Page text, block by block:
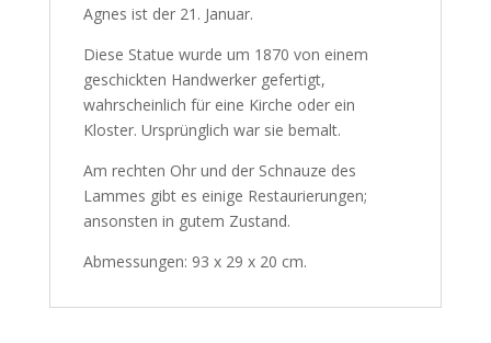
Agnes ist der 21. Januar.
Diese Statue wurde um 1870 von einem
geschickten Handwerker gefertigt,
wahrscheinlich für eine Kirche oder ein
Kloster. Ursprünglich war sie bemalt.
Am rechten Ohr und der Schnauze des
Lammes gibt es einige Restaurierungen;
ansonsten in gutem Zustand.
Abmessungen: 93 x 29 x 20 cm.